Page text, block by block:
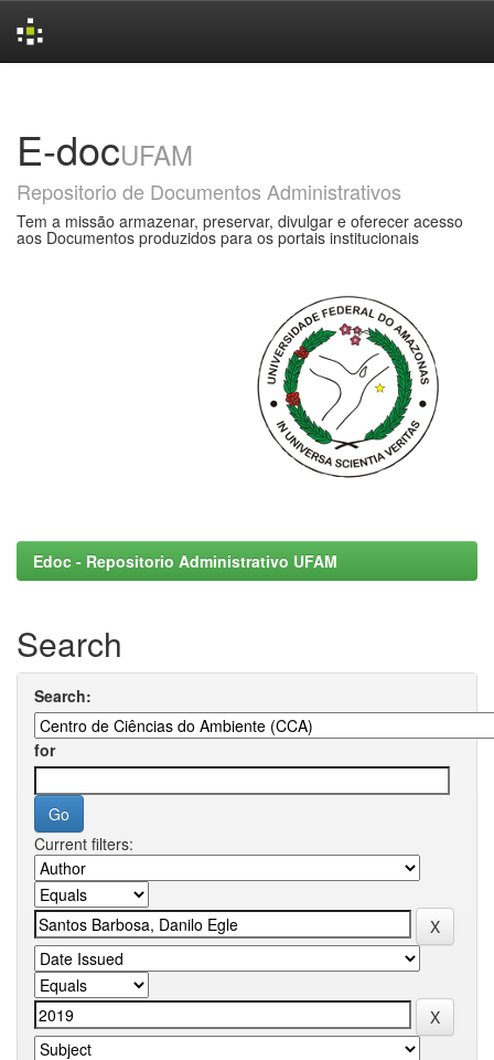
E-docUFAM
Repositorio de Documentos Administrativos
Tem a missão armazenar, preservar, divulgar e oferecer acesso
aos Documentos produzidos para os portais institucionais
Edoc - Repositorio Administrativo UFAM
Search
Search:
for
Current filters: